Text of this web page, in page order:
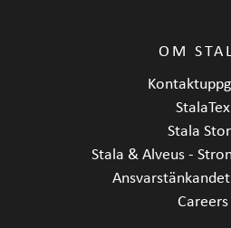
OM
StalaTex
Stala
Stala & Alveus -
Careers